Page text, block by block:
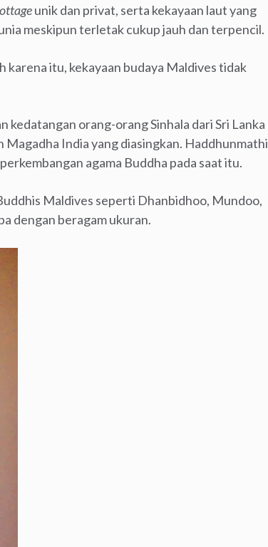
unik dan privat, serta kekayaan laut yang
meskipun terletak cukup jauh dan terpencil.
karena itu, kekayaan budaya Maldives tidak
orang-orang Sinhala dari Sri Lanka
India yang diasingkan. Haddhunmathi
agama Buddha pada saat itu.
Maldives seperti Dhanbidhoo, Mundoo,
dengan beragam ukuran.